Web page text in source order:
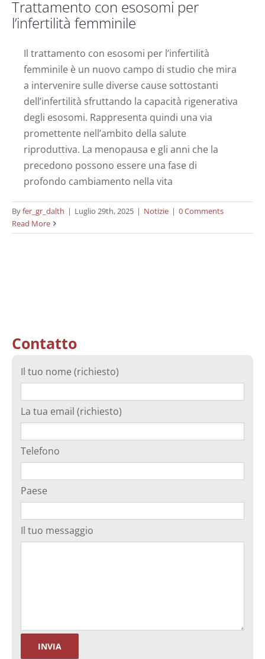
Trattamento con esosomi per
l’infertilità femminile
Il trattamento con esosomi per l’infertilità
femminile è un nuovo campo di studio che mira
a intervenire sulle diverse cause sottostanti
dell’infertilità sfruttando la capacità rigenerativa
degli esosomi. Rappresenta quindi una via
promettente nell’ambito della salute
riproduttiva. La menopausa e gli anni che la
precedono possono essere una fase di
profondo cambiamento nella vita
Byfer_gr_dalth | Luglio 29th, 2025 | Notizie | 0 Comments
Read More
Contatto
Il tuo nome (richiesto)
La tua email (richiesto)
Telefono
Paese
Il tuo messaggio